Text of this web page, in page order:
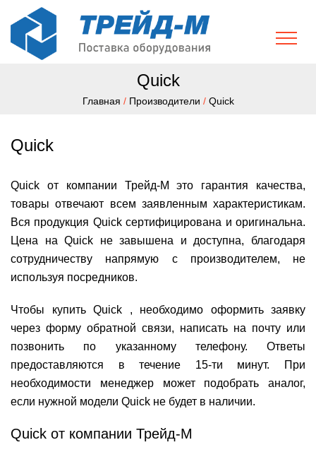
Quick
Главная / Производители / Quick
Quick
Quick от компании Трейд-М это гарантия качества,
товары отвечают всем заявленным характеристикам.
Вся продукция Quick сертифицирована и оригинальна.
Цена на Quick не завышена и доступна, благодаря
сотрудничеству напрямую с производителем, не
используя посредников.
Чтобы купить Quick , необходимо оформить заявку
через форму обратной связи, написать на почту или
позвонить по указанному телефону. Ответы
предоставляются в течение 15-ти минут. При
необходимости менеджер может подобрать аналог,
если нужной модели Quick не будет в наличии.
Quick от компании Трейд-М